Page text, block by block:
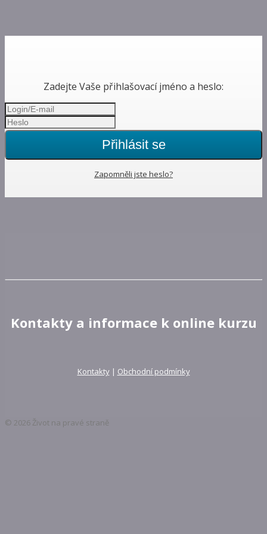
Zadejte Vaše přihlašovací jméno a heslo:
Přihlásit se
Zapomněli jste heslo?
Kontakty a informace k online kurzu
Kontakty| Obchodní podmínky
© 2026 Život na pravé straně